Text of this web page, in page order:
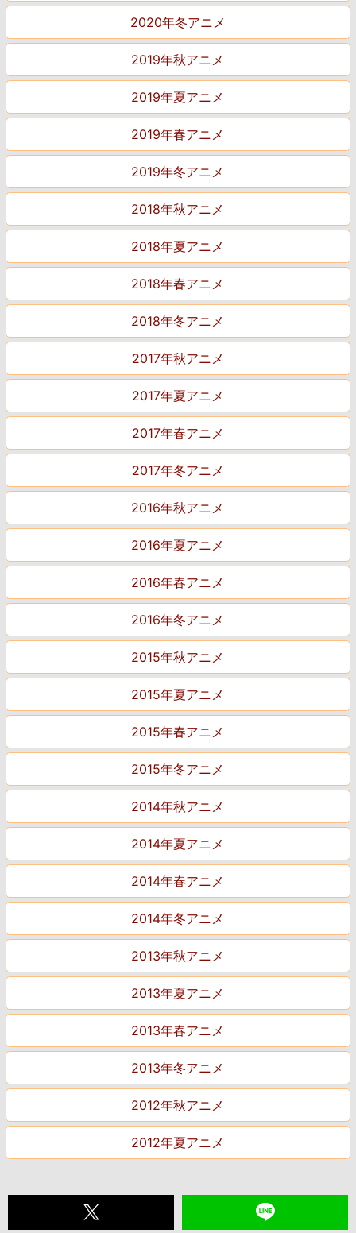
2020年冬アニメ
2019年秋アニメ
2019年夏アニメ
2019年春アニメ
2019年冬アニメ
2018年秋アニメ
2018年夏アニメ
2018年春アニメ
2018年冬アニメ
2017年秋アニメ
2017年夏アニメ
2017年春アニメ
2017年冬アニメ
2016年秋アニメ
2016年夏アニメ
2016年春アニメ
2016年冬アニメ
2015年秋アニメ
2015年夏アニメ
2015年春アニメ
2015年冬アニメ
2014年秋アニメ
2014年夏アニメ
2014年春アニメ
2014年冬アニメ
2013年秋アニメ
2013年夏アニメ
2013年春アニメ
2013年冬アニメ
2012年秋アニメ
2012年夏アニメ